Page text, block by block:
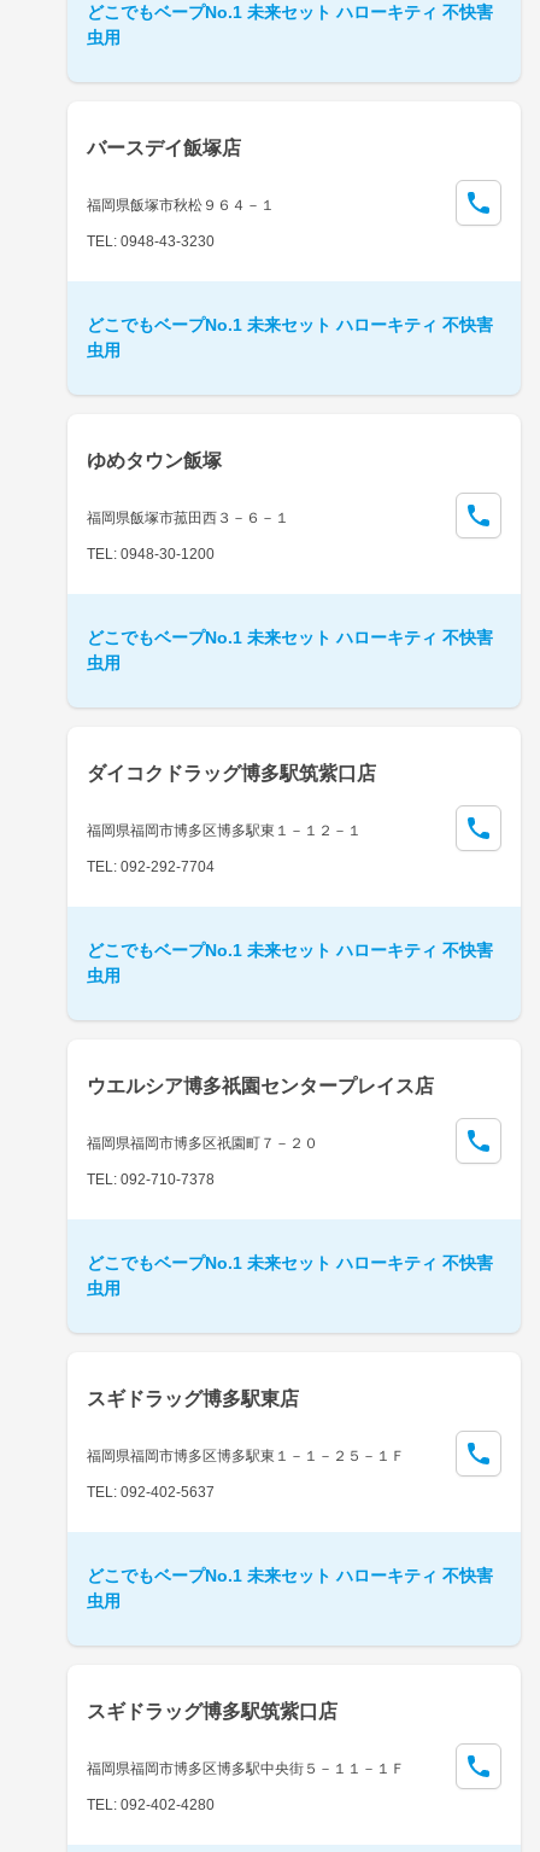
どこでもベープNo.1 未来セット ハローキティ 不快害
虫用
バースデイ飯塚店
福岡県飯塚市秋松９６４－１
TEL: 0948-43-3230
どこでもベープNo.1 未来セット ハローキティ 不快害
虫用
ゆめタウン飯塚
福岡県飯塚市菰田西３－６－１
TEL: 0948-30-1200
どこでもベープNo.1 未来セット ハローキティ 不快害
虫用
ダイコクドラッグ博多駅筑紫口店
福岡県福岡市博多区博多駅東１－１２－１
TEL: 092-292-7704
どこでもベープNo.1 未来セット ハローキティ 不快害
虫用
ウエルシア博多祇園センタープレイス店
福岡県福岡市博多区祇園町７－２０
TEL: 092-710-7378
どこでもベープNo.1 未来セット ハローキティ 不快害
虫用
スギドラッグ博多駅東店
福岡県福岡市博多区博多駅東１－１－２５－１Ｆ
TEL: 092-402-5637
どこでもベープNo.1 未来セット ハローキティ 不快害
虫用
スギドラッグ博多駅筑紫口店
福岡県福岡市博多区博多駅中央街５－１１－１Ｆ
TEL: 092-402-4280